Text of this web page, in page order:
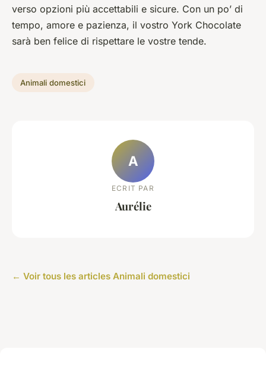
verso opzioni più accettabili e sicure. Con un po’ di
tempo, amore e pazienza, il vostro York Chocolate
sarà ben felice di rispettare le vostre tende.
Animali domestici
A
ECRIT PAR
Aurélie
← Voir tous les articles Animali domestici